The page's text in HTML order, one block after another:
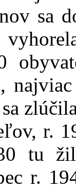
sa
r.
tu
r.